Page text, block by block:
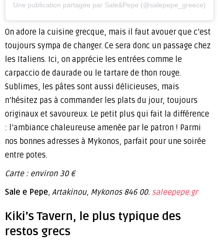
Une publication partagée par Sale&Pepe (@salepepe_greece)
On adore la cuisine grecque, mais il faut avouer que c’est
toujours sympa de changer. Ce sera donc un passage chez
les Italiens. Ici, on apprécie les entrées comme le
carpaccio de daurade ou le tartare de thon rouge.
Sublimes, les pâtes sont aussi délicieuses, mais
n’hésitez pas à commander les plats du jour, toujours
originaux et savoureux. Le petit plus qui fait la différence
: l’ambiance chaleureuse amenée par le patron ! Parmi
nos bonnes adresses à Mykonos, parfait pour une soirée
entre potes.
Carte : environ 30 €
Sale e Pepe, Artakinou, Mykonos 846 00. saleepepe.gr
Kiki’s Tavern, le plus typique des
restos grecs